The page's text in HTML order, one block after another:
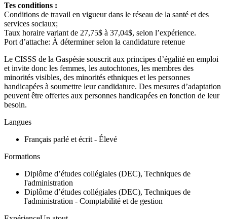
Tes conditions :
Conditions de travail en vigueur dans le réseau de la santé et des
services sociaux;
Taux horaire variant de 27,75$ à 37,04$, selon l’expérience.
Port d’attache: À déterminer selon la candidature retenue
Le CISSS de la Gaspésie souscrit aux principes d’égalité en emploi
et invite donc les femmes, les autochtones, les membres des
minorités visibles, des minorités ethniques et les personnes
handicapées à soumettre leur candidature. Des mesures d’adaptation
peuvent être offertes aux personnes handicapées en fonction de leur
besoin.
Langues
Français parlé et écrit - Élevé
Formations
Diplôme d’études collégiales (DEC), Techniques de
l'administration
Diplôme d’études collégiales (DEC), Techniques de
l'administration - Comptabilité et de gestion